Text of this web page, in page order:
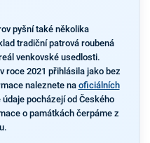
pyšní také několika
tradiční patrová roubená
venkovské usedlosti.
roce 2021 přihlásila jako bez
naleznete na oficiálních
pocházejí od Českého
o památkách čerpáme z